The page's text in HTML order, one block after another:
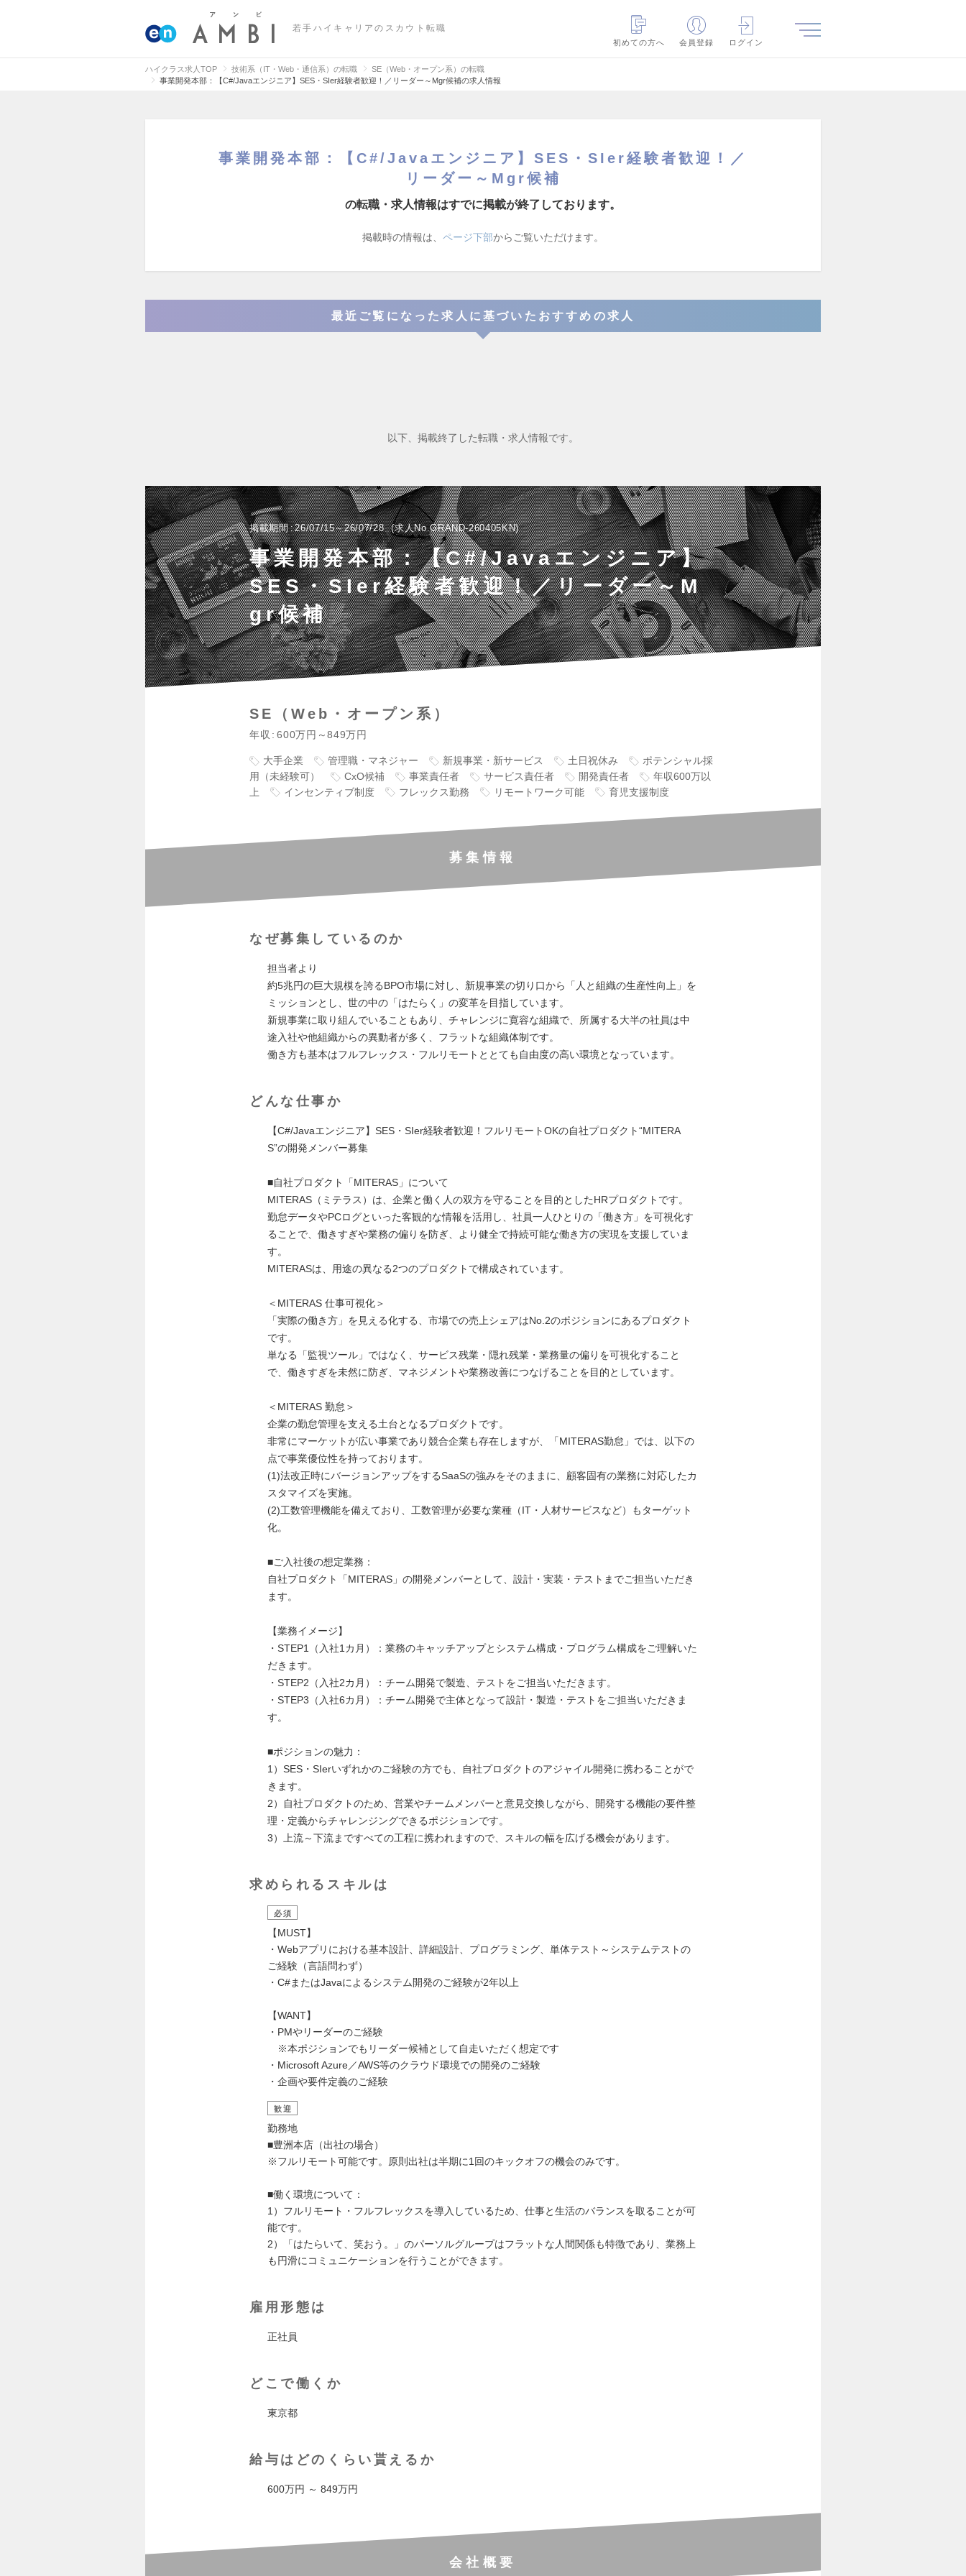
若手ハイキャリアのスカウト転職
初めての方へ
会員登録 ログイン
ハイクラス求人TOP 技術系（IT・Web・通信系）の転職
SE（Web・オープン系）の転職
事業開発本部：【C#/Javaエンジニア】SES・SIer経験者歓迎！／リーダー～Mgr候補の求人情報
事業開発本部：【C#/Javaエンジニア】SES・SIer経験者歓迎！／
リーダー～Mgr候補
の転職・求人情報はすでに掲載が終了しております。
掲載時の情報は、 ページ下部からご覧いただけます。
最近ご覧になった求人に基づいたおすすめの求人
以下、掲載終了した転職・求人情報です。
掲載期間 26/07/15～26/07/28 求人No.GRAND-260405KN
事業開発本部：【C#/Javaエンジニア】
SES・SIer経験者歓迎！／リーダー～M
gr候補
SE（Web・オープン系）
年収 600万円～849万円
大手企業 管理職・マネジャー 新規事業・新サービス 土日祝休み
ポテンシャル採
用（未経験可）
CxO候補 事業責任者 サービス責任者 開発責任者
年収600万以
上
インセンティブ制度 フレックス勤務 リモートワーク可能 育児支援制度
募集情報
なぜ募集しているのか
担当者より
約5兆円の巨大規模を誇るBPO市場に対し、新規事業の切り口から「人と組織の生産性向上」を
ミッションとし、世の中の「はたらく」の変革を目指しています。
新規事業に取り組んでいることもあり、チャレンジに寛容な組織で、所属する大半の社員は中
途入社や他組織からの異動者が多く、フラットな組織体制です。
働き方も基本はフルフレックス・フルリモートととても自由度の高い環境となっています。
どんな仕事か
【C#/Javaエンジニア】SES・SIer経験者歓迎！フルリモートOKの自社プロダクト“MITERA
S”の開発メンバー募集
■自社プロダクト「MITERAS」について
MITERAS（ミテラス）は、企業と働く人の双方を守ることを目的としたHRプロダクトです。
勤怠データやPCログといった客観的な情報を活用し、社員一人ひとりの「働き方」を可視化す
ることで、働きすぎや業務の偏りを防ぎ、より健全で持続可能な働き方の実現を支援していま
す。
MITERASは、用途の異なる2つのプロダクトで構成されています。
＜MITERAS 仕事可視化＞
「実際の働き方」を見える化する、市場での売上シェアはNo.2のポジションにあるプロダクト
です。
単なる「監視ツール」ではなく、サービス残業・隠れ残業・業務量の偏りを可視化すること
で、働きすぎを未然に防ぎ、マネジメントや業務改善につなげることを目的としています。
＜MITERAS 勤怠＞
企業の勤怠管理を支える土台となるプロダクトです。
非常にマーケットが広い事業であり競合企業も存在しますが、「MITERAS勤怠」では、以下の
点で事業優位性を持っております。
(1)法改正時にバージョンアップをするSaaSの強みをそのままに、顧客固有の業務に対応したカ
スタマイズを実施。
(2)工数管理機能を備えており、工数管理が必要な業種（IT・人材サービスなど）もターゲット
化。
■ご入社後の想定業務：
自社プロダクト「MITERAS」の開発メンバーとして、設計・実装・テストまでご担当いただき
ます。
【業務イメージ】
・STEP1（入社1カ月）：業務のキャッチアップとシステム構成・プログラム構成をご理解いた
だきます。
・STEP2（入社2カ月）：チーム開発で製造、テストをご担当いただきます。
・STEP3（入社6カ月）：チーム開発で主体となって設計・製造・テストをご担当いただきま
す。
■ポジションの魅力：
1）SES・SIerいずれかのご経験の方でも、自社プロダクトのアジャイル開発に携わることがで
きます。
2）自社プロダクトのため、営業やチームメンバーと意見交換しながら、開発する機能の要件整
理・定義からチャレンジングできるポジションです。
3）上流～下流まですべての工程に携われますので、スキルの幅を広げる機会があります。
求められるスキルは
必須
【MUST】
・Webアプリにおける基本設計、詳細設計、プログラミング、単体テスト～システムテストの
ご経験（言語問わず）
・C#またはJavaによるシステム開発のご経験が2年以上
【WANT】
・PMやリーダーのご経験
※本ポジションでもリーダー候補として自走いただく想定です
・Microsoft Azure／AWS等のクラウド環境での開発のご経験
・企画や要件定義のご経験
歓迎
勤務地
■豊洲本店（出社の場合）
※フルリモート可能です。原則出社は半期に1回のキックオフの機会のみです。
■働く環境について：
1）フルリモート・フルフレックスを導入しているため、仕事と生活のバランスを取ることが可
能です。
2）「はたらいて、笑おう。」のパーソルグループはフラットな人間関係も特徴であり、業務上
も円滑にコミュニケーションを行うことができます。
雇用形態は
正社員
どこで働くか
東京都
給与はどのくらい貰えるか
600万円 ～ 849万円
会社概要